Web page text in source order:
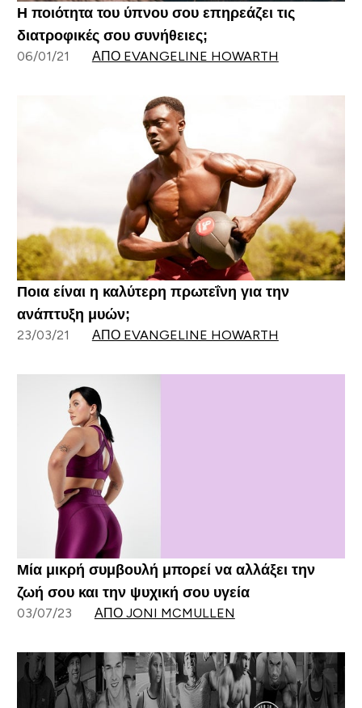
Η ποιότητα του ύπνου σου επηρεάζει τις
διατροφικές σου συνήθειες;
06/01/21 ΑΠΌ EVANGELINE HOWARTH
Ποια είναι η καλύτερη πρωτεΐνη για την
ανάπτυξη μυών;
23/03/21 ΑΠΌ EVANGELINE HOWARTH
Μία μικρή συμβουλή μπορεί να αλλάξει την
ζωή σου και την ψυχική σου υγεία
03/07/23 ΑΠΌ JONI MCMULLEN